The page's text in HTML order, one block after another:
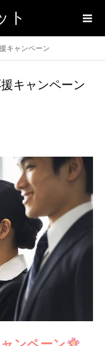
ト
キャンペーン
キャンペーン